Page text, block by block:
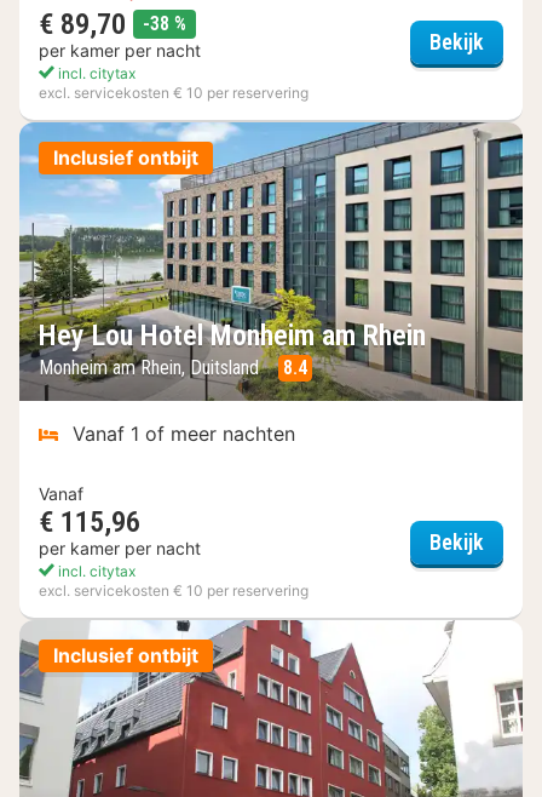
€ 89,70 -38 %
per kamer per nacht
incl. citytax
excl. servicekosten € 10 per reservering
Bekijk
Inclusief ontbijt
Hey Lou Hotel Monheim am Rhein
Monheim am Rhein, Duitsland 8.4
Vanaf 1 of meer nachten
Vanaf
€ 115,96
per kamer per nacht
incl. citytax
excl. servicekosten € 10 per reservering
Bekijk
Inclusief ontbijt